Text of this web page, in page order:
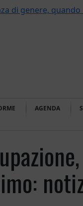
di genere,
AGENDA